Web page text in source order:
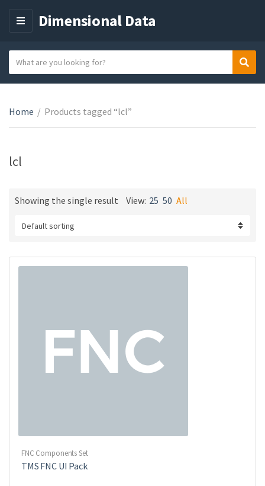
M
Dimensional Data
a
e
g
r
y
e
a
c
h
e
Home / Products tagged “lcl”
lcl
Showing the single result View: 25 50 All
FNC Components Set
TMS FNC UI Pack